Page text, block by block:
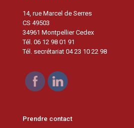
14, rue Marcel de Serres
CS 49503
34961 Montpellier Cedex
Tél. 06 12 98 01 91
Tél. secrétariat 04 23 10 22 98
Prendre contact